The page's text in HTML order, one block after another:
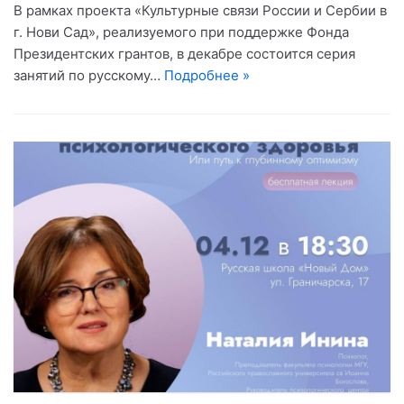
В рамках проекта «Культурные связи России и Сербии в
г. Нови Сад», реализуемого при поддержке Фонда
Президентских грантов, в декабре состоится серия
занятий по русскому… Подробнее »